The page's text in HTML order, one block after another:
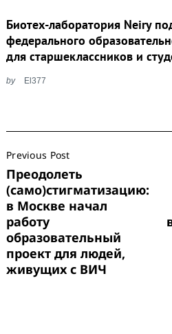
Биотех-лаборатория Neiry
федерального
для старшеклассников и
by El377
Navigation
Previous Post
Преодолеть
(само)стигматизацию:
в Москве начал
работу
образовательный
проект для людей,
живущих с ВИЧ